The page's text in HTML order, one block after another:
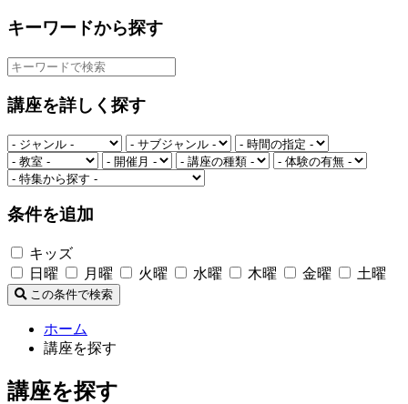
キーワードから探す
講座を詳しく探す
条件を追加
キッズ
日曜
月曜 火曜 水曜 木曜 金曜 土曜
この条件で検索
ホーム
講座を探す
講座を探す